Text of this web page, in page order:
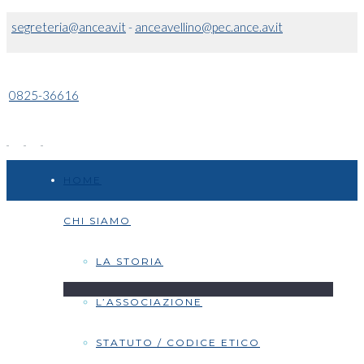
segreteria@anceav.it- anceavellino@pec.ance.av.it
0825-36616
CHI SIAMO
LA STORIA
L’ASSOCIAZIONE
STATUTO / CODICE ETICO